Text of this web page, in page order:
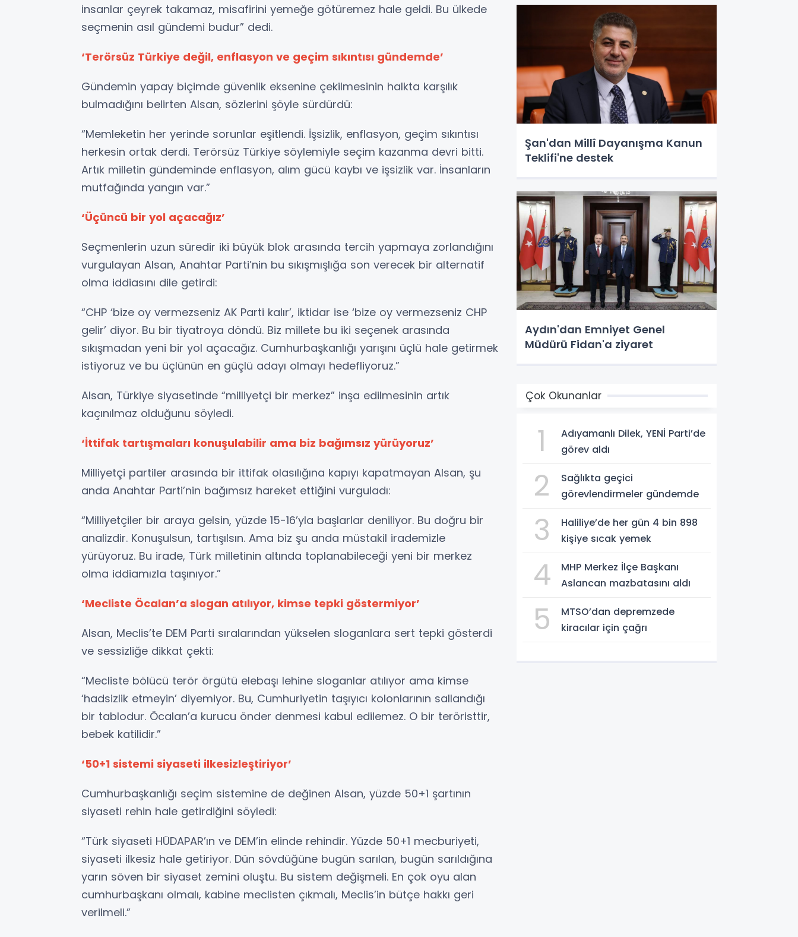
insanlar çeyrek takamaz, misafirini yemeğe götüremez hale geldi. Bu ülkede
seçmenin asıl gündemi budur” dedi.
‘Terörsüz Türkiye değil, enflasyon ve geçim sıkıntısı gündemde’
Gündemin yapay biçimde güvenlik eksenine çekilmesinin halkta karşılık
bulmadığını belirten Alsan, sözlerini şöyle sürdürdü:
“Memleketin her yerinde sorunlar eşitlendi. İşsizlik, enflasyon, geçim sıkıntısı
herkesin ortak derdi. Terörsüz Türkiye söylemiyle seçim kazanma devri bitti.
Artık milletin gündeminde enflasyon, alım gücü kaybı ve işsizlik var. İnsanların
mutfağında yangın var.”
‘Üçüncü bir yol açacağız’
Seçmenlerin uzun süredir iki büyük blok arasında tercih yapmaya zorlandığını
vurgulayan Alsan, Anahtar Parti’nin bu sıkışmışlığa son verecek bir alternatif
olma iddiasını dile getirdi:
“CHP ‘bize oy vermezseniz AK Parti kalır’, iktidar ise ‘bize oy vermezseniz CHP
gelir’ diyor. Bu bir tiyatroya döndü. Biz millete bu iki seçenek arasında
sıkışmadan yeni bir yol açacağız. Cumhurbaşkanlığı yarışını üçlü hale getirmek
istiyoruz ve bu üçlünün en güçlü adayı olmayı hedefliyoruz.”
Alsan, Türkiye siyasetinde “milliyetçi bir merkez” inşa edilmesinin artık
kaçınılmaz olduğunu söyledi.
‘İttifak tartışmaları konuşulabilir ama biz bağımsız yürüyoruz’
Milliyetçi partiler arasında bir ittifak olasılığına kapıyı kapatmayan Alsan, şu
anda Anahtar Parti’nin bağımsız hareket ettiğini vurguladı:
“Milliyetçiler bir araya gelsin, yüzde 15-16’yla başlarlar deniliyor. Bu doğru bir
analizdir. Konuşulsun, tartışılsın. Ama biz şu anda müstakil irademizle
yürüyoruz. Bu irade, Türk milletinin altında toplanabileceği yeni bir merkez
olma iddiamızla taşınıyor.”
‘Mecliste Öcalan’a slogan atılıyor, kimse tepki göstermiyor’
Alsan, Meclis’te DEM Parti sıralarından yükselen sloganlara sert tepki gösterdi
ve sessizliğe dikkat çekti:
“Mecliste bölücü terör örgütü elebaşı lehine sloganlar atılıyor ama kimse
‘hadsizlik etmeyin’ diyemiyor. Bu, Cumhuriyetin taşıyıcı kolonlarının sallandığı
bir tablodur. Öcalan’a kurucu önder denmesi kabul edilemez. O bir teröristtir,
bebek katilidir.”
‘50+1 sistemi siyaseti ilkesizleştiriyor’
Cumhurbaşkanlığı seçim sistemine de değinen Alsan, yüzde 50+1 şartının
siyaseti rehin hale getirdiğini söyledi:
“Türk siyaseti HÜDAPAR’ın ve DEM’in elinde rehindir. Yüzde 50+1 mecburiyeti,
siyaseti ilkesiz hale getiriyor. Dün sövdüğüne bugün sarılan, bugün sarıldığına
yarın söven bir siyaset zemini oluştu. Bu sistem değişmeli. En çok oyu alan
cumhurbaşkanı olmalı, kabine meclisten çıkmalı, Meclis’in bütçe hakkı geri
verilmeli.”
Şan'dan Millî Dayanışma Kanun
Teklifi'ne destek
Aydın'dan Emniyet Genel
Müdürü Fidan'a ziyaret
Çok Okunanlar
1
Adıyamanlı Dilek, YENİ Parti’de
görev aldı
2
Sağlıkta geçici
görevlendirmeler gündemde
3
Haliliye’de her gün 4 bin 898
kişiye sıcak yemek
4
MHP Merkez İlçe Başkanı
Aslancan mazbatasını aldı
5
MTSO’dan depremzede
kiracılar için çağrı